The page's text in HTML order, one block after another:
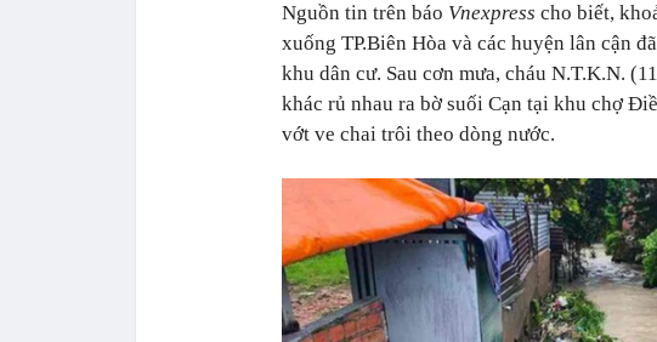
Nguồn tin trên báo Vnexpress cho biết,
xuống TP.Biên Hòa và các huyện lân cận
khu dân cư. Sau cơn mưa, cháu N.T.K.N.
khác rủ nhau ra bờ suối Cạn tại khu chợ
vớt ve chai trôi theo dòng nước.